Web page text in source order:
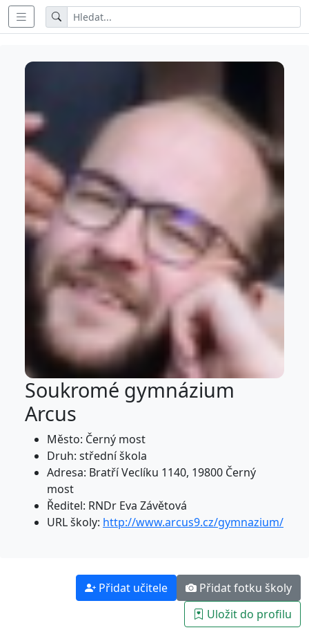
Soukromé gymnázium
Arcus
Město: Černý most
Druh: střední škola
Adresa: Bratří Veclíku 1140, 19800 Černý
most
Ředitel: RNDr Eva Závětová
URL školy: http://www.arcus9.cz/gymnazium/
Přidat učitele
Přidat fotku školy
Uložit do profilu